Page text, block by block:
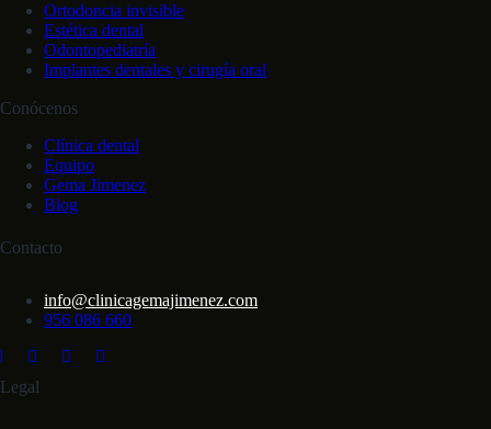
Ortodoncia invisible
Estética dental
Odontopediatría
Implantes dentales y cirugía oral
Conócenos
Clínica dental
Equipo
Gema Jimenez
Blog
Contacto
info@clinicagemajimenez.com
956 086 660
Legal